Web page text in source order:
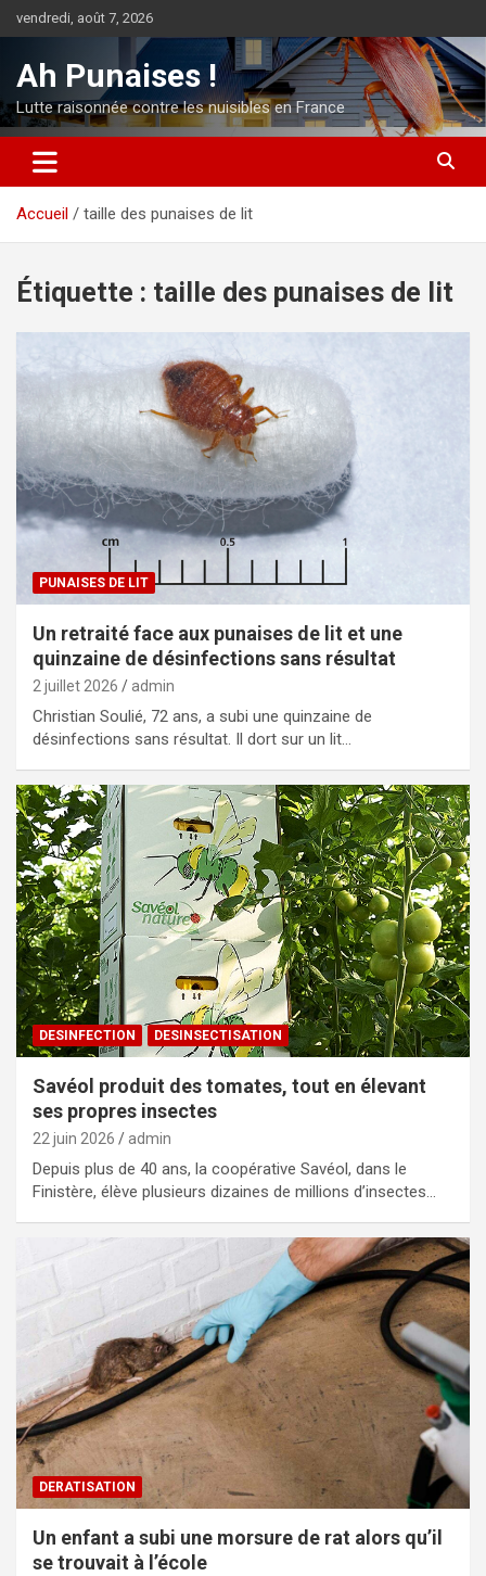
au
vendredi, août 7, 2026
Ah Punaises !
Lutte raisonnée contre les nuisibles en France
Accueil taille des punaises de lit
Étiquette : taille des punaises de lit
PUNAISES DE LIT
Un retraité face aux punaises de lit et une
quinzaine de désinfections sans résultat
2 juillet 2026 admin
Christian Soulié, 72 ans, a subi une quinzaine de
désinfections sans résultat. Il dort sur un lit…
DESINFECTION DESINSECTISATION
Savéol produit des tomates, tout en élevant
ses propres insectes
22 juin 2026 admin
Depuis plus de 40 ans, la coopérative Savéol, dans le
Finistère, élève plusieurs dizaines de millions d’insectes…
DERATISATION
Un enfant a subi une morsure de rat alors qu’il
se trouvait à l’école